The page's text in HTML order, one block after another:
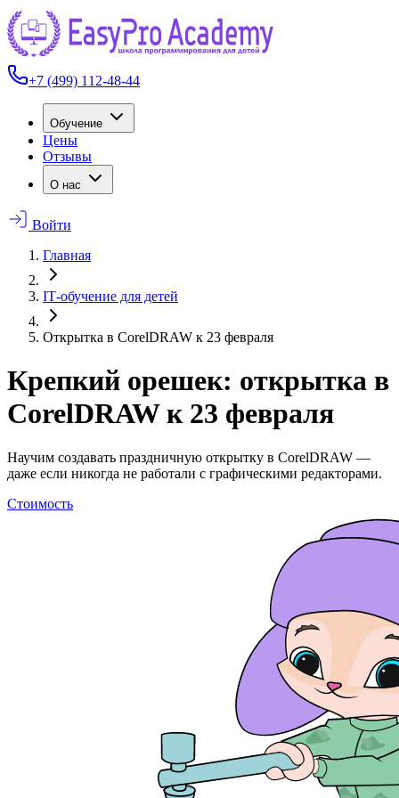
+7 (499) 112-48-44
Обучение
Цены
Отзывы
О нас
Войти
Главная
IT‑обучение для детей
Открытка в CorelDRAW к 23 февраля
Крепкий орешек: открытка в
CorelDRAW к 23 февраля
Научим создавать праздничную открытку в CorelDRAW —
даже если никогда не работали с графическими редакторами.
Стоимость